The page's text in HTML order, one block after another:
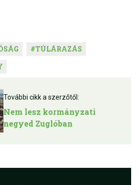
#TÚLÁRAZÁS
További cikk a szerzőtől:
Nem lesz kormányzati
negyed Zuglóban